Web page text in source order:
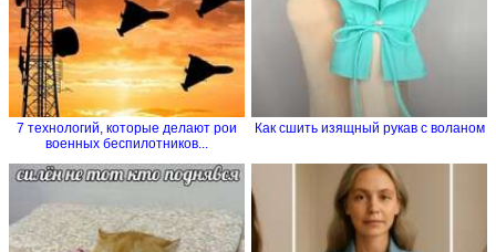
7 технологий, которые делают рои
военных беспилотников...
Как сшить изящный рукав с воланом